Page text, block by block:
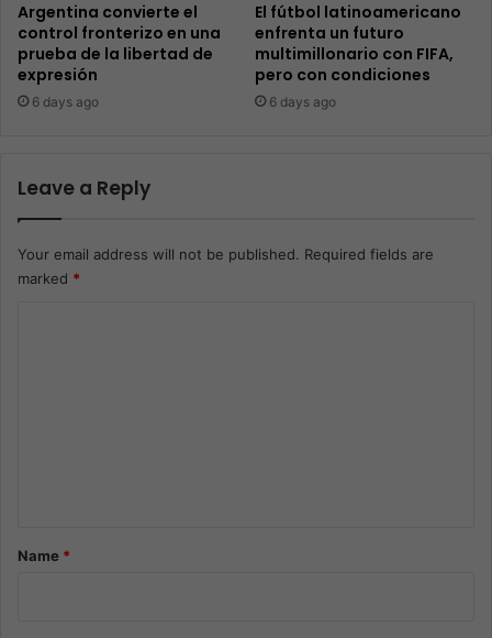
Argentina convierte el
control fronterizo en una
prueba de la libertad de
expresión
6 days ago
El fútbol latinoamericano
enfrenta un futuro
multimillonario con FIFA,
pero con condiciones
6 days ago
Leave a Reply
Your email address will not be published. Required fields are
marked *
*Name *